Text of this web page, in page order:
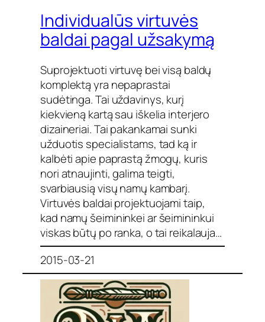
Individualūs virtuvės
baldai pagal užsakymą
Suprojektuoti virtuvę bei visą baldų
komplektą yra nepaprastai
sudėtinga. Tai uždavinys, kurį
kiekvieną kartą sau iškelia interjero
dizaineriai. Tai pakankamai sunki
užduotis specialistams, tad ką ir
kalbėti apie paprastą žmogų, kuris
nori atnaujinti, galima teigti,
svarbiausią visų namų kambarį.
Virtuvės baldai projektuojami taip,
kad namų šeimininkei ar šeimininkui
viskas būtų po ranka, o tai reikalauja…
2015-03-21